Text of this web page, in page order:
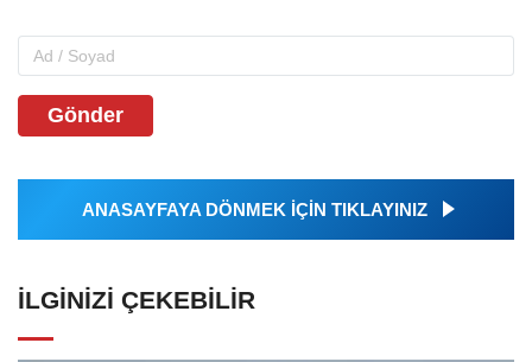
Gönder
ANASAYFAYA DÖNMEK İÇİN TIKLAYINIZ
İLGINIZI ÇEKEBILIR